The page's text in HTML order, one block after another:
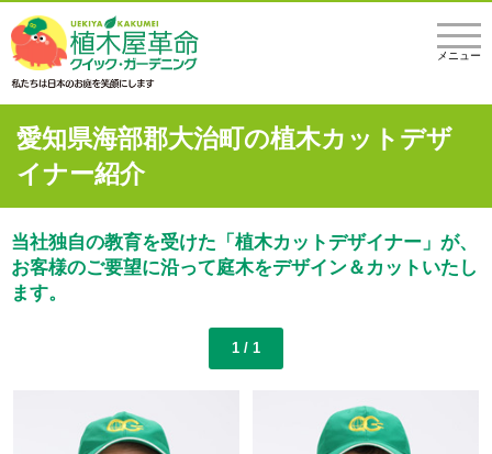
メニュー
愛知県海部郡大治町の植木カットデザ
イナー紹介
当社独自の教育を受けた「植木カットデザイナー」が、
お客様のご要望に沿って庭木をデザイン＆カットいたし
ます。
1 / 1